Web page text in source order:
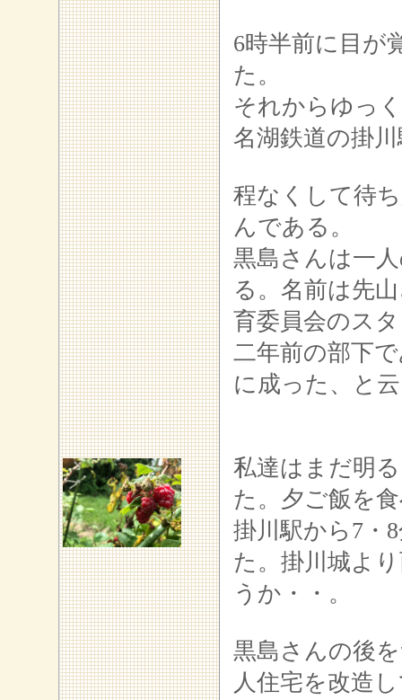
6時半前に目が
た。
それからゆっ
名湖鉄道の掛
程なくして待
んである。
黒島さんは一
る。名前は先
育委員会のス
二年前の部下
に成った、と
私達はまだ明
た。夕ご飯を
掛川駅から7・
た。掛川城よ
うか・・。
黒島さんの後
人住宅を改造